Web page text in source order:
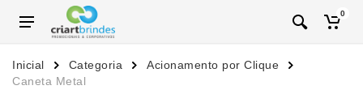
0
Inicial Categoria
Acionamento por Clique
Caneta Metal